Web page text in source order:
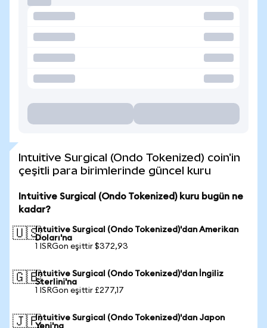
Intuitive Surgical (Ondo Tokenized) coin'in
çeşitli para birimlerinde güncel kuru
Intuitive Surgical (Ondo Tokenized) kuru bugün ne
kadar?
🇺🇸Intuitive Surgical (Ondo Tokenized)'dan Amerikan
Doları'na
1 ISRGon eşittir $372,93
🇬🇧Intuitive Surgical (Ondo Tokenized)'dan İngiliz
Sterlini'na
1 ISRGon eşittir £277,17
🇯🇵Intuitive Surgical (Ondo Tokenized)'dan Japon
Yeni'na